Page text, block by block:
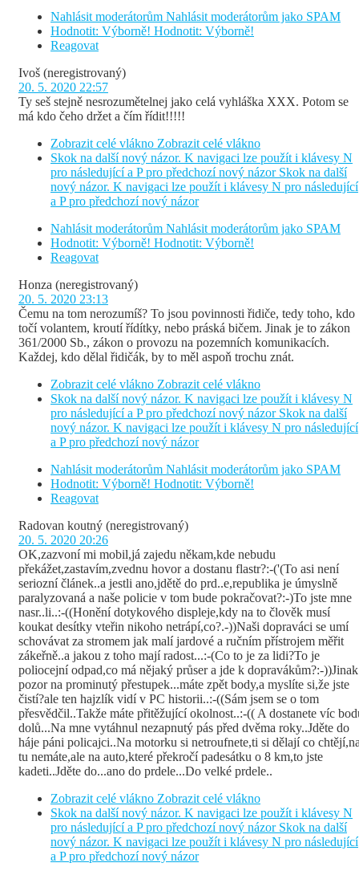
Nahlásit moderátorům Nahlásit moderátorům jako SPAM
Hodnotit: Výborně! Hodnotit: Výborně!
Reagovat
Ivoš (neregistrovaný)
20. 5. 2020 22:57
Ty seš stejně nesrozumětelnej jako celá vyhláška XXX. Potom se
má kdo čeho držet a čím řídit!!!!!
Zobrazit celé vlákno Zobrazit celé vlákno
Skok na další nový názor. K navigaci lze použít i klávesy N
pro následující a P pro předchozí nový názor Skok na další
nový názor. K navigaci lze použít i klávesy N pro následující
a P pro předchozí nový názor
Nahlásit moderátorům Nahlásit moderátorům jako SPAM
Hodnotit: Výborně! Hodnotit: Výborně!
Reagovat
Honza (neregistrovaný)
20. 5. 2020 23:13
Čemu na tom nerozumíš? To jsou povinnosti řidiče, tedy toho, kdo
točí volantem, kroutí řídítky, nebo práská bičem. Jinak je to zákon
361/2000 Sb., zákon o provozu na pozemních komunikacích.
Každej, kdo dělal řidičák, by to měl aspoň trochu znát.
Zobrazit celé vlákno Zobrazit celé vlákno
Skok na další nový názor. K navigaci lze použít i klávesy N
pro následující a P pro předchozí nový názor Skok na další
nový názor. K navigaci lze použít i klávesy N pro následující
a P pro předchozí nový názor
Nahlásit moderátorům Nahlásit moderátorům jako SPAM
Hodnotit: Výborně! Hodnotit: Výborně!
Reagovat
Radovan koutný (neregistrovaný)
20. 5. 2020 20:26
OK,zazvoní mi mobil,já zajedu někam,kde nebudu
překážet,zastavím,zvednu hovor a dostanu flastr?:-('(To asi není
seriozní článek..a jestli ano,jdětě do prd..e,republika je úmyslně
paralyzovaná a naše policie v tom bude pokračovat?:-)To jste mne
nasr..li..:-((Honění dotykového displeje,kdy na to člověk musí
koukat desítky vteřin nikoho netrápí,co?.-))Naši dopraváci se umí
schovávat za stromem jak malí jardové a ručním přístrojem měřit
zákeřně..a jakou z toho mají radost...:-(Co to je za lidi?To je
poliocejní odpad,co má nějaký průser a jde k dopravákům?:-))Jinak
pozor na prominutý přestupek...máte zpět body,a myslíte si,že jste
čistí?ale ten hajzlík vidí v PC historii..:-((Sám jsem se o tom
přesvědčil..Takže máte přitěžující okolnost..:-(( A dostanete víc
dolů...Na mne vytáhnul nezapnutý pás před dvěma roky..Jděte do
háje páni policajci..Na motorku si netroufnete,ti si dělají co
tu nemáte,ale na auto,které překročí padesátku o 8 km,to jste
kadeti..Jděte do...ano do prdele...Do velké prdele..
Zobrazit celé vlákno Zobrazit celé vlákno
Skok na další nový názor. K navigaci lze použít i klávesy N
pro následující a P pro předchozí nový názor Skok na další
nový názor. K navigaci lze použít i klávesy N pro následující
a P pro předchozí nový názor